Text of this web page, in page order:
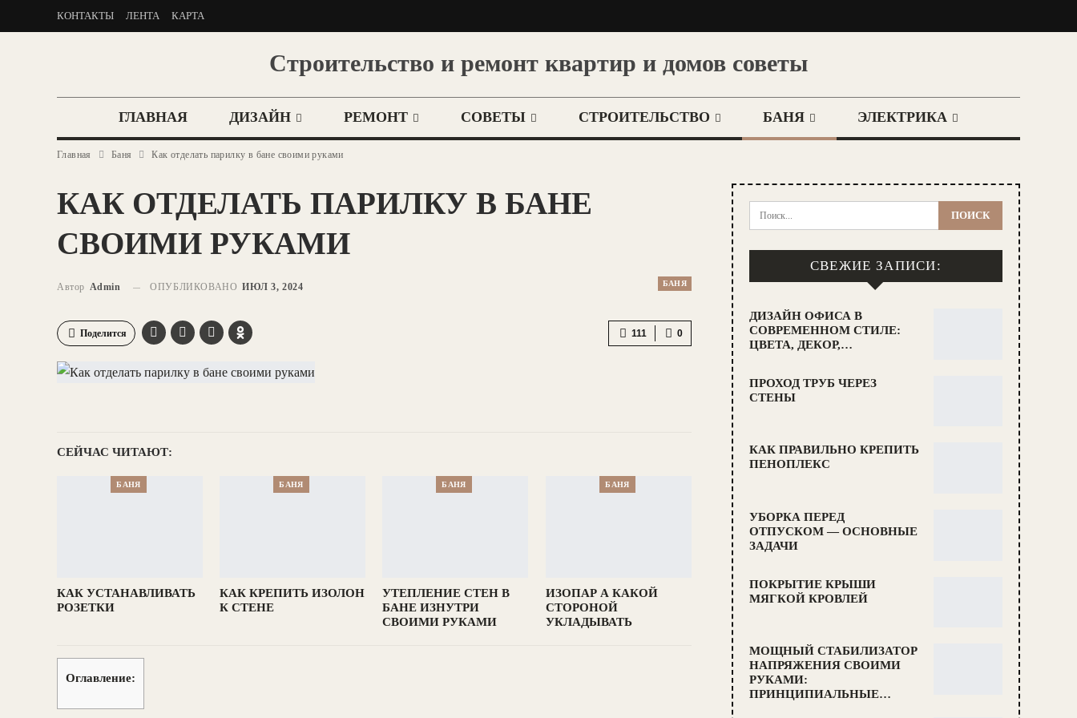
КОНТАКТЫ ЛЕНТА КАРТА
Строительство и ремонт квартир и домов советы
ГЛАВНАЯ ДИЗАЙН РЕМОНТ СОВЕТЫ СТРОИТЕЛЬСТВО БАНЯ ЭЛЕКТРИКА
Главная Баня Как отделать парилку в бане своими руками
КАК ОТДЕЛАТЬ ПАРИЛКУ В БАНЕ
СВОИМИ РУКАМИ
БАНЯ
Автор Admin ОПУБЛИКОВАНО ИЮЛ 3, 2024
0
111
Поделится
СЕЙЧАС ЧИТАЮТ:
БАНЯ
КАК УСТАНАВЛИВАТЬ
РОЗЕТКИ
БАНЯ
КАК КРЕПИТЬ ИЗОЛОН
К СТЕНЕ
БАНЯ
УТЕПЛЕНИЕ СТЕН В
БАНЕ ИЗНУТРИ
СВОИМИ РУКАМИ
БАНЯ
ИЗОПАР А КАКОЙ
СТОРОНОЙ
УКЛАДЫВАТЬ
Оглавление:
СВЕЖИЕ ЗАПИСИ:
ДИЗАЙН ОФИСА В
СОВРЕМЕННОМ СТИЛЕ:
ЦВЕТА, ДЕКОР,…
ПРОХОД ТРУБ ЧЕРЕЗ
СТЕНЫ
КАК ПРАВИЛЬНО КРЕПИТЬ
ПЕНОПЛЕКС
УБОРКА ПЕРЕД
ОТПУСКОМ — ОСНОВНЫЕ
ЗАДАЧИ
ПОКРЫТИЕ КРЫШИ
МЯГКОЙ КРОВЛЕЙ
МОЩНЫЙ СТАБИЛИЗАТОР
НАПРЯЖЕНИЯ СВОИМИ
РУКАМИ:
ПРИНЦИПИАЛЬНЫЕ…